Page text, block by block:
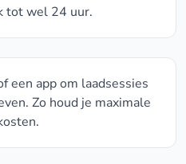
tot wel 24 uur.
een app om laadsessies
Zo houd je maximale